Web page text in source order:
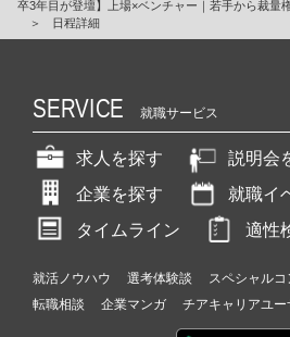
卒3年目が登壇】上場×ベンチャー｜若手から裁量
＞
日程詳細
SERVICE 就職サービス
求人を探す
説明会
企業を探す
就職イ
タイムライン
適性
就活ノウハウ 選考体験談 スペシャルコ
転職相談
企業マンガ チアキャリアユー